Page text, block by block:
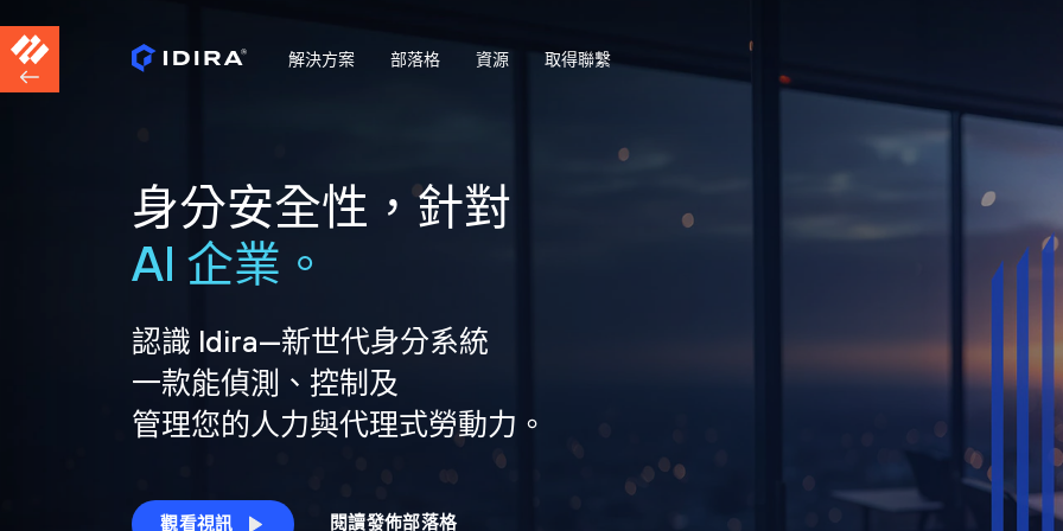
解決方案 部落格 資源 取得聯繫
身分安全性，針對
AI 企業。
認識 Idira—新世代身分系統
一款能偵測、控制及
管理您的人力與代理式勞動力。
觀看視訊 閱讀發佈部落格